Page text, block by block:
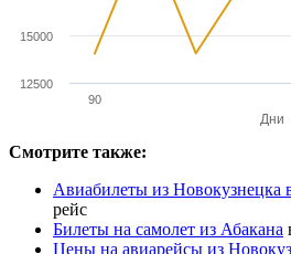
Дни
90
12500
15000
Смотрите также:
Авиабилеты из Новокузнецка
рейс
Билеты на самолет из Абакана
Цены на авиарейсы из